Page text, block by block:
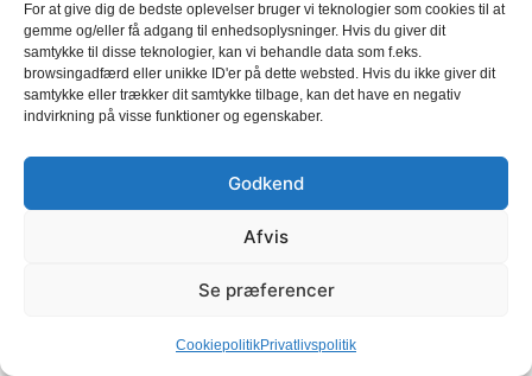
For at give dig de bedste oplevelser bruger vi teknologier som cookies til at
gemme og/eller få adgang til enhedsoplysninger. Hvis du giver dit
samtykke til disse teknologier, kan vi behandle data som f.eks.
browsingadfærd eller unikke ID'er på dette websted. Hvis du ikke giver dit
samtykke eller trækker dit samtykke tilbage, kan det have en negativ
indvirkning på visse funktioner og egenskaber.
Godkend
Afvis
Se præferencer
CookiepolitikPrivatlivspolitik
8 GB
DATA I DK
8 GB i EU
5G Netværk